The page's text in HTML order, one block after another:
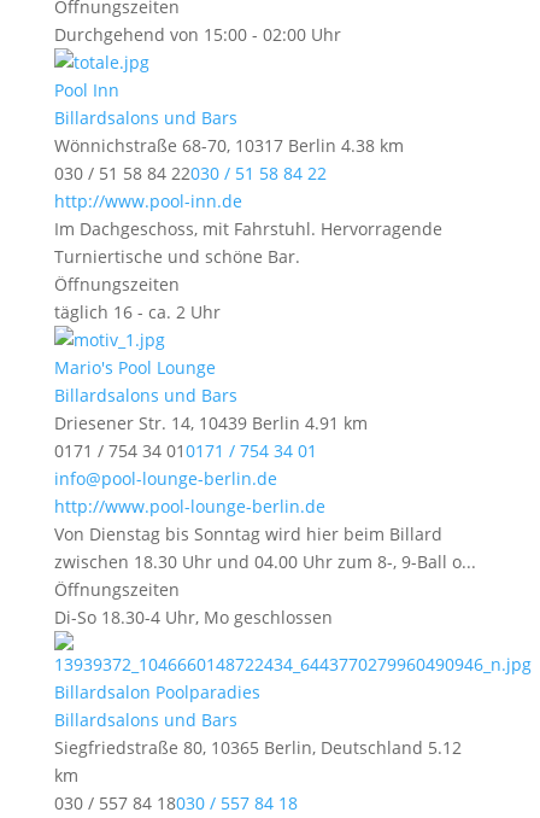
Öffnungszeiten
Durchgehend von 15:00 - 02:00 Uhr
Pool Inn
Billardsalons und Bars
Wönnichstraße 68-70, 10317 Berlin 4.38 km
030 / 51 58 84 22030 / 51 58 84 22
http://www.pool-inn.de
Im Dachgeschoss, mit Fahrstuhl. Hervorragende
Turniertische und schöne Bar.
Öffnungszeiten
täglich 16 - ca. 2 Uhr
Mario's Pool Lounge
Billardsalons und Bars
Driesener Str. 14, 10439 Berlin 4.91 km
0171 / 754 34 010171 / 754 34 01
info@pool-lounge-berlin.de
http://www.pool-lounge-berlin.de
Von Dienstag bis Sonntag wird hier beim Billard
zwischen 18.30 Uhr und 04.00 Uhr zum 8-, 9-Ball o...
Öffnungszeiten
Di-So 18.30-4 Uhr, Mo geschlossen
Billardsalon Poolparadies
Billardsalons und Bars
Siegfriedstraße 80, 10365 Berlin, Deutschland 5.12
km
030 / 557 84 18030 / 557 84 18